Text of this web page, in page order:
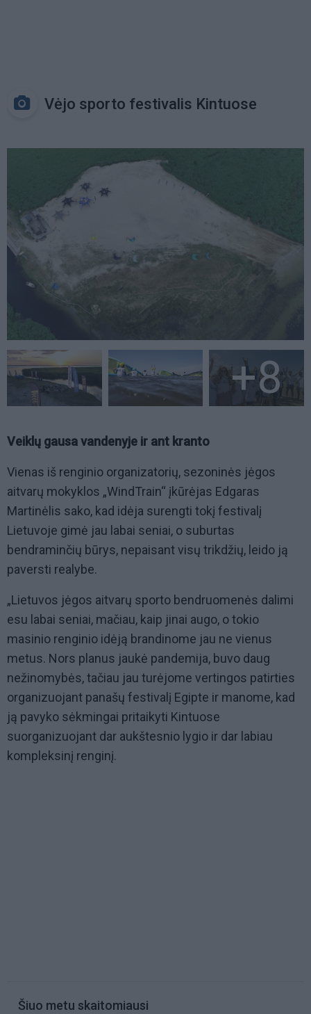
Vėjo sporto festivalis Kintuose
+8
Veiklų gausa vandenyje ir ant kranto
Vienas iš renginio organizatorių, sezoninės jėgos
aitvarų mokyklos „WindTrain“ įkūrėjas Edgaras
Martinėlis sako, kad idėja surengti tokį festivalį
Lietuvoje gimė jau labai seniai, o suburtas
bendraminčių būrys, nepaisant visų trikdžių, leido ją
paversti realybe.
„Lietuvos jėgos aitvarų sporto bendruomenės dalimi
esu labai seniai, mačiau, kaip jinai augo, o tokio
masinio renginio idėją brandinome jau ne vienus
metus. Nors planus jaukė pandemija, buvo daug
nežinomybės, tačiau jau turėjome vertingos patirties
organizuojant panašų festivalį Egipte ir manome, kad
ją pavyko sėkmingai pritaikyti Kintuose
suorganizuojant dar aukštesnio lygio ir dar labiau
kompleksinį renginį.
Šiuo metu skaitomiausi